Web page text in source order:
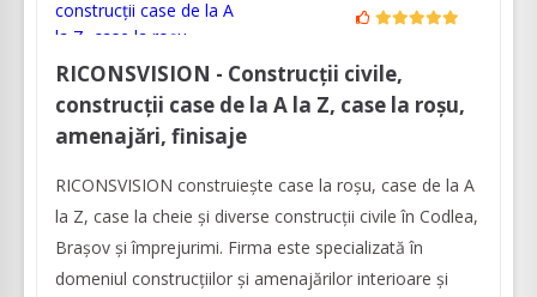
RICONSVISION - Construcții civile,
construcții case de la A la Z, case la roșu,
amenajări, finisaje
RICONSVISION construiește case la roșu, case de la A
la Z, case la cheie și diverse construcții civile în Codlea,
Brașov și împrejurimi. Firma este specializată în
domeniul construcțiilor și amenajărilor interioare și